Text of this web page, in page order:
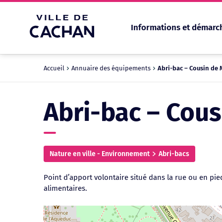
Informations et
Accueil Annuaire des équipements Abri-bac – Cousin de
Abri-bac –
Nature en ville - Environnement Abri-bacs
Point d’apport volontaire situé dans la rue ou en
alimentaires.